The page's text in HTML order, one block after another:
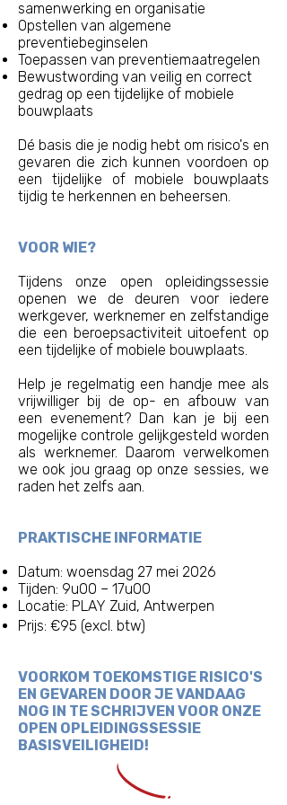
samenwerking en organisatie
Opstellen van algemene
preventiebeginselen
Toepassen van preventiemaatregelen
Bewustwording van veilig en correct
gedrag op een tijdelijke of mobiele
bouwplaats
​Dé basis die je nodig hebt om risico's en
gevaren die zich kunnen voordoen op
een tijdelijke of mobiele bouwplaats
tijdig te herkennen en beheersen.
VOOR WIE?
Tijdens onze open opleidingssessie
openen we de deuren voor iedere
werkgever, werknemer en zelfstandige
die een beroepsactiviteit uitoefent op
een tijdelijke of mobiele bouwplaats.
Help je regelmatig een handje mee als
vrijwilliger bij de op- en afbouw van
een evenement? Dan kan je bij een
mogelijke controle gelijkgesteld worden
als werknemer. Daarom verwelkomen
we ook jou graag op onze sessies, we
raden het zelfs aan.
PRAKTISCHE INFORMATIE
Datum: woensdag 27 mei 2026
Tijden: 9u00 – 17u00
Locatie: PLAY Zuid, Antwerpen
Prijs: €95 (excl. btw)
VOORKOM TOEKOMSTIGE RISICO'S
EN GEVAREN DOOR JE VANDAAG
NOG IN TE SCHRIJVEN VOOR ONZE
OPEN OPLEIDINGSSESSIE
BASISVEILIGHEID!